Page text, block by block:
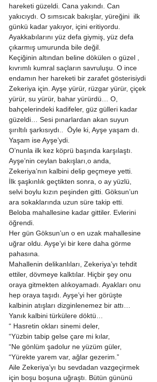
hareketi güzeldi. Cana yakındı. Can
yakıcıydı. O sımsıcak bakışlar, yüreğini  ilk
günkü kadar yakıyor, içini eritiyordu.
Ayakkabılarını yüz defa giymiş, yüz defa
çıkarmış umurunda bile değil.
Keçiğinin altından beline dökülen o güzel ,
kıvrımlı kumral saçların savruluşu. O ince
endamın her hareketi bir zarafet gösterisiydi
Zekeriya için. Ayşe yürür, rüzgar yürür, çiçek
yürür, su yürür, bahar yürürdü… O,
bahçelerindeki kadifeler, güz gülleri kadar
güzeldi… Sesi pınarlardan akan suyun
şırıltılı şarkısıydı..  Öyle ki, Ayşe yaşam dı.
Yaşam ise Ayşe’ydi.
O’nunla ilk kez köprü başında karşılaştı.
Ayşe’nin ceylan bakışları,o anda,
Zekeriya’nın kalbini delip geçmeye yetti.
İlk şaşkınlık geçtikten sonra, o ay yüzlü,
selvi boylu kızın peşinden gitti. Göksun’un
ara sokaklarında uzun süre takip etti.
Beloba mahallesine kadar gittiler. Evlerini
öğrendi.
Her gün Göksun’un o en uzak mahallesine
uğrar oldu. Ayşe’yi bir kere daha görme
pahasına.
Mahallenin delikanlıları, Zekeriya’yı tehdit
ettiler, dövmeye kalktılar. Hiçbir şey onu
oraya gitmekten alıkoyamadı. Ayakları onu
hep oraya taşıdı. Ayşe’yi her görüşte
kalbinin atışları dizginlenemez bir attı…
Yanık kalbini türkülere döktü…
“ Hasretin okları sinemi deler,
“Yüzbin tabip gelse çare mi kılar,
“Ne gönlüm şadolur ne yüzüm güler,
“Yürekte yarem var, ağlar gezerim.”
Aile Zekeriya’yı bu sevdadan vazgeçirmek
için boşu boşuna uğraştı. Bütün gününü